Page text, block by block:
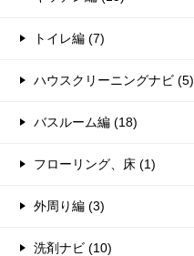
トイレ編 (7)
ハウスクリーニングナビ (5)
バスルーム編 (18)
フローリング、床 (1)
外周り編 (3)
洗剤ナビ (10)